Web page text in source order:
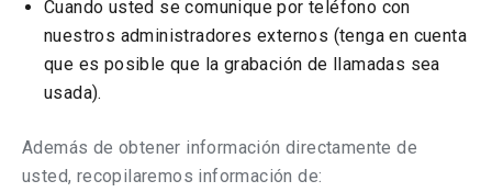
Cuando usted se comunique por teléfono con
nuestros administradores externos (tenga en cuenta
que es posible que la grabación de llamadas sea
usada).
Además de obtener información directamente de
usted, recopilaremos información de: